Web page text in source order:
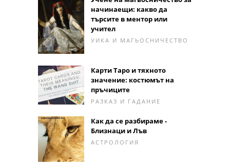
начинаещи: какво да
търсите в ментор или
учител
УИКА И МАГЬОСНИЧЕСТВО
Карти Таро и тяхното
значение: костюмът на
пръчиците
РАЗКАЗ И ГАДАНИЕ
Как да се разбираме -
Близнаци и Лъв
АСТРОЛОГИЯ